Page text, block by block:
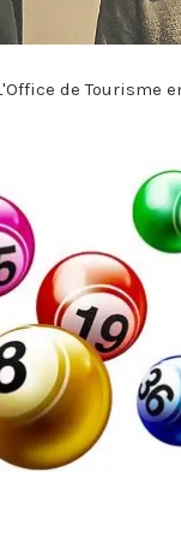
de Tourisme